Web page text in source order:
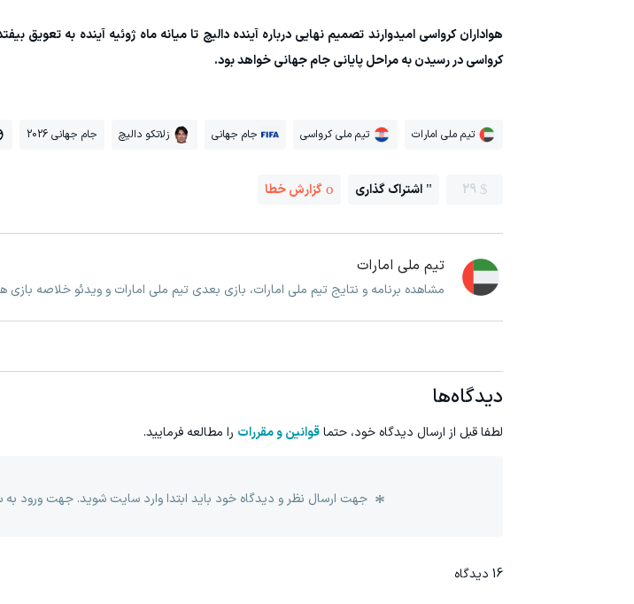
هواداران کرواسی امیدوارند تصمیم نهایی درباره آینده دالیچ تا میانه ماه ژوئیه آینده به تعویق
کرواسی در رسیدن به مراحل پایانی جام جهانی خواهد بود.
تیم ملی امارات تیم ملی کرواسی جام جهانی زلاتکو دالیچ جام جهانی 2026
29 اشتراک گذاری گزارش خطا
تیم ملی امارات
مشاهده برنامه و نتایج تیم ملی امارات، بازی بعدی تیم ملی امارات و ویدئو خلاصه بازی
دیدگاه‌ها
لطفا قبل از ارسال دیدگاه خود، حتماقوانین و مقررات را مطالعه فرمایید.
جهت ارسال نظر و دیدگاه خود باید ابتدا وارد سایت شوید. جهت ورود
16 دیدگاه